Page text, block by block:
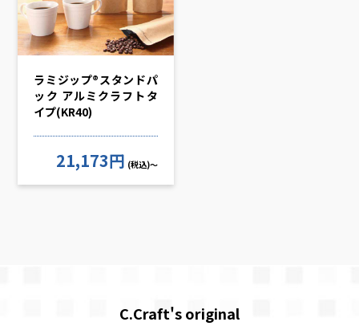
ラミジップ®スタンドパ
ック アルミクラフトタ
イプ(KR40)
21,173円 (税込)～
C.Craft's original